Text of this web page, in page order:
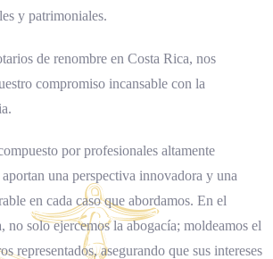
y patrimoniales.
de renombre en Costa Rica, nos
compromiso incansable con la
por profesionales altamente
una perspectiva innovadora y una
en cada caso que abordamos. En el
no solo ejercemos la abogacía; moldeamos el
representados, asegurando que sus intereses